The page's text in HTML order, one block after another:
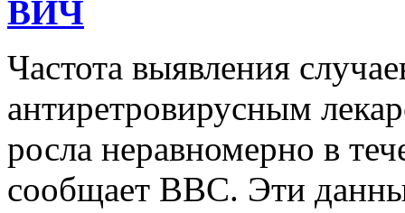
ВИЧ
Частота выявления
антиретровирусным
росла неравномерно в
сообщает BBC. Эти